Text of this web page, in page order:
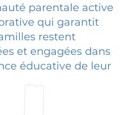
parentale active
qui garantit
restent
et engagées dans
éducative de leur